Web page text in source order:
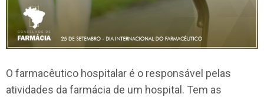
O farmacêutico hospitalar é o responsável pelas
atividades da farmácia de um hospital. Tem as